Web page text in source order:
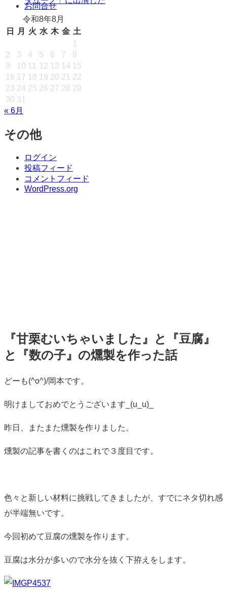
プ
お問合せ
令和8年8月
日
月 火 水 木 金 土
1
2
3 4 5 6 7
8
9
10 11 12 13 14 15
16 17 18 19 20 21 22
23 24 25 26 27 28 29
30 31
« 6月
その他
ログイン
投稿フィード
コメントフィード
WordPress.org
『甘栗むいちゃいました』と『豆腐』
と『数の子』の燻製を作った話
標
どーも(^o^)/岡本です。
明けましておめでとうございます_(u_u)_
昨日、またまた燻製を作りました。
燻製の記事を書くのはこれで３度目です。
色々と新しい材料に挑戦してきましたが、すでにネタ切れ感
が半端無いです。
今回初めて豆腐の燻製を作ります。
豆腐は水分が多いので水分を抜く下拵えをします。